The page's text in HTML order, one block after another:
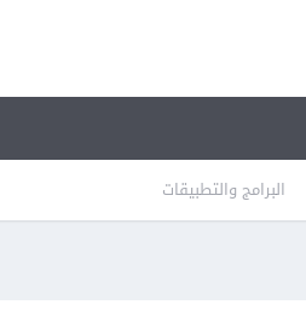
البرامج والتطبيقات